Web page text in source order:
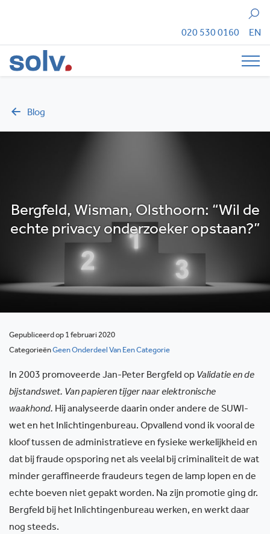
Zoeken
020 530 0160 EN
Blog
Bergfeld, Wisman, Olsthoorn: “Wil de
echte privacy onderzoeker opstaan?”
Gepubliceerd op 1 februari 2020
CategorieënGeen Onderdeel Van Een Categorie
In 2003 promoveerde Jan-Peter Bergfeld op Validatie en de
bijstandswet. Van papieren tijger naar elektronische
waakhond. Hij analyseerde daarin onder andere de SUWI-
wet en het Inlichtingenbureau. Opvallend vond ik vooral de
kloof tussen de administratieve en fysieke werkelijkheid en
dat bij fraude opsporing net als veelal bij criminaliteit de wat
minder geraffineerde fraudeurs tegen de lamp lopen en de
echte boeven niet gepakt worden. Na zijn promotie ging dr.
Bergfeld bij het Inlichtingenbureau werken, en werkt daar
nog steeds.